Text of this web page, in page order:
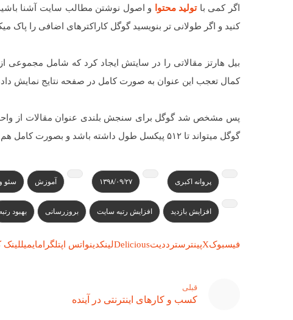
اگر کمی باتولید محتوا
کنید و اگر طولانی تر بنویسید گوگل کاراکترهای اضافی را پاک
کمال تعجب این عنوان به صورت کامل در صفحه نتایج نمایش
گوگل میتواند تا ۵۱۲ پیکسل طول داشته باشد و بصورت کامل هم نمایش داده میشود.​
پروانه اکبری ۱۳۹۸/۰۹/۲۷ آموزش سئو
افزایش بازدید افزایش رتبه سایت بروزرسانی بهبود رتبه
فیسبوکXپینترسترددیتDeliciousلینکدینواتس اپتلگرامایمیللینک
قبلی
کسب‌ و‌ کارهای اینترنتی در آینده